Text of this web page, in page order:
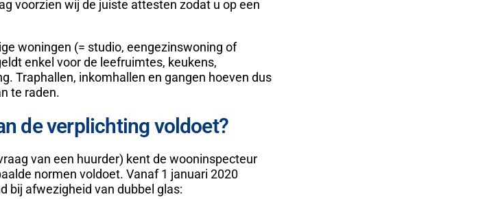
voorzien wij de juiste attesten zodat u op een
woningen (= studio, eengezinswoning of
enkel voor de leefruimtes, keukens,
Traphallen, inkomhallen en gangen hoeven dus
te raden.
de verplichting voldoet?
van een huurder) kent de wooninspecteur
normen voldoet. Vanaf 1 januari 2020
bij afwezigheid van dubbel glas: